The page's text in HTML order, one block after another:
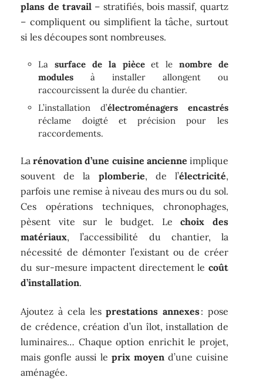
plans de travail – stratifiés, bois massif, quartz
– compliquent ou simplifient la tâche, surtout
si les découpes sont nombreuses.
Lasurface de la pièceet le nombre de
modules à installer allongent ou
raccourcissent la durée du chantier.
L’installation d’électroménagers encastrés
réclame doigté et précision pour les
raccordements.
Larénovation d’une cuisine ancienne implique
souvent de la plomberie, de l’électricité,
parfois une remise à niveau des murs ou du sol.
Ces opérations techniques, chronophages,
pèsent vite sur le budget. Lechoix des
matériaux, l’accessibilité du chantier, la
nécessité de démonter l’existant ou de créer
du sur-mesure impactent directement le coût
d’installation.
Ajoutez à cela lesprestations annexes: pose
de crédence, création d’un îlot, installation de
luminaires… Chaque option enrichit le projet,
mais gonfle aussi le prix moyend’une cuisine
aménagée.